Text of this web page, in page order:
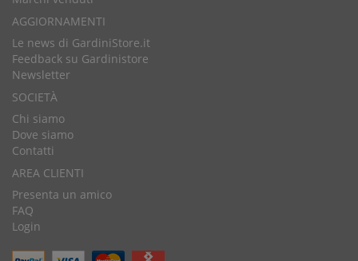
AGGIORNAMENTI
Le news di GardiniStore.it
Feedback su Gardinistore
Newsletter
SOCIETÀ
Chi siamo
Dove siamo
Contatti
AREA CLIENTI
Presenta un amico
FAQ
Login